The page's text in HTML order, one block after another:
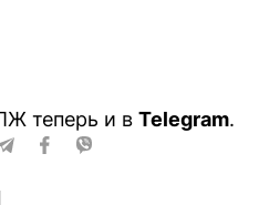
теперь и в Telegram.